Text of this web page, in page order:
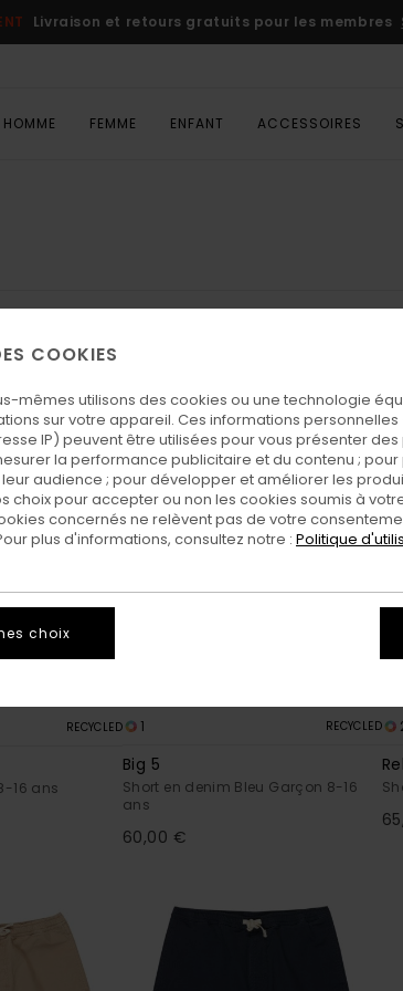
Livraison et retours gratuits pour les membres
HOMME FEMME ENFANT ACCESSOIRES
RECYCLED
16 ans
1 RECYCLED
Big 5
Short en denim Bleu Garçon 8-16
ans
60,00 €
COOKIES
mêmes utilisons des cookies ou une technologie
sur votre appareil. Ces informations
IP) peuvent être utilisées pour vous présenter
la performance publicitaire et du contenu ;
audience ; pour développer et améliorer les
choix pour accepter ou non les cookies soumis à
concernés ne relèvent pas de votre
plus d'informations, consultez notre : Politique
choix